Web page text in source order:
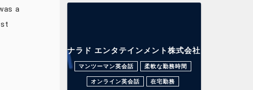
a
ナラド エンタテインメント株式会社
マンツーマン英会話 柔軟な勤務時間
オンライン英会話 在宅勤務